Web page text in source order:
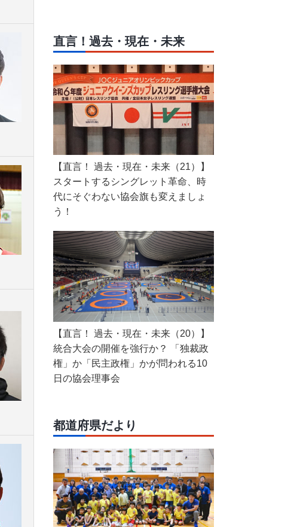
直言！過去・現在・未来
【直言！ 過去・現在・未来（21）】
スタートするシングレット革命、時
代にそぐわない協会旗も変えましょ
う！
【直言！ 過去・現在・未来（20）】
統合大会の開催を強行か？ 「独裁政
権」か「民主政権」かが問われる10
日の協会理事会
都道府県だより